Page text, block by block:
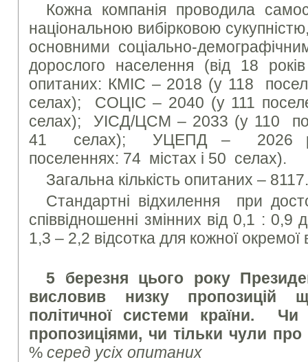
Кожна компанія проводила
національною вибірковою
основними соціально-
дорослого населення (від 18
опитаних: КМІС – 2018 (у 118
селах); СОЦІС – 2040 (у 111
селах); УІСД/ЦСМ – 2033 (у 110
41 селах); УЦЕПД – 2026
поселеннях: 74 містах і 50 селах).
Загальна кількість опитаних –
Стандартні відхилення при
співвідношенні змінних від 0,1 :
1,3 – 2,2 відсотка для кожної окремої
5 березня цього року
висловив низку пропозицій
політичної системи країни.
пропозиціями, чи тільки чули
%серед усіх опитаних